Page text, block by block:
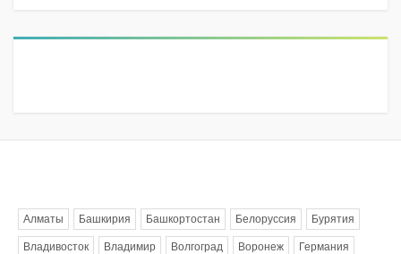
Алматы Башкирия Башкортостан Белоруссия Бурятия
Владивосток Владимир Волгоград Воронеж Германия